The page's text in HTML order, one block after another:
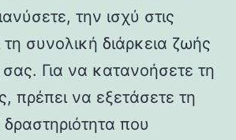
την ισχύ στις
συνολική διάρκεια ζωής
Για να κατανοήσετε τη
πρέπει να εξετάσετε τη
που